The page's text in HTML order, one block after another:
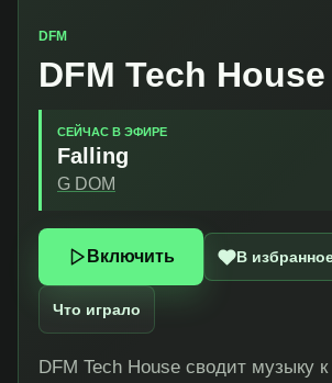
DFM
DFM Tech House
СЕЙЧАС В ЭФИРЕ
Falling
G DOM
Включить В
Что играло
DFM Tech House сводит музыку